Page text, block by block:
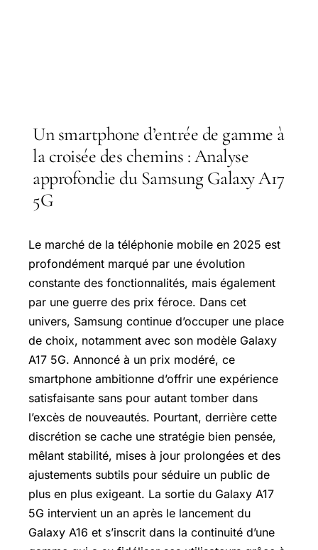
Un smartphone d’entrée de gamme à
la croisée des chemins : Analyse
approfondie du Samsung Galaxy A17
5G
Le marché de la téléphonie mobile en 2025 est
profondément marqué par une évolution
constante des fonctionnalités, mais également
par une guerre des prix féroce. Dans cet
univers, Samsung continue d’occuper une place
de choix, notamment avec son modèle Galaxy
A17 5G. Annoncé à un prix modéré, ce
smartphone ambitionne d’offrir une expérience
satisfaisante sans pour autant tomber dans
l’excès de nouveautés. Pourtant, derrière cette
discrétion se cache une stratégie bien pensée,
mêlant stabilité, mises à jour prolongées et des
ajustements subtils pour séduire un public de
plus en plus exigeant. La sortie du Galaxy A17
5G intervient un an après le lancement du
Galaxy A16 et s’inscrit dans la continuité d’une